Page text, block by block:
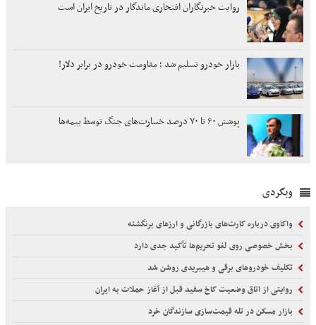
روایت خبرنگاران افتخاری ماندگار در تاریخ ایران است
بازار خودرو تسلیم شد ؛ مقاومت خودرو در برابر دلار!
پوشش ۶۰ تا ۷۰ درصد خسارت‌های جنگ توسط بیمه‌ها
وبگردی
واکاوی درباره کارت‌های بازرگانی و ارزهای برنگشته
بخش خصوصی روی لغو تحریم‌ها تأکید جدی دارد
تکلیف خودروهای برقی و هیبریدی روشن شد
روایتی از اتاق وضعیت کاخ سفید قبل از آغاز حملات به ایران
بازار مسکن در تله قیمت‌سازی سازندگان خرد